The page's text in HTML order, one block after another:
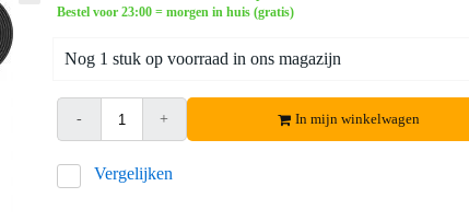
Bestel voor 23:00 = morgen in huis (gratis)
Nog 1 stuk op voorraad in ons magazijn
- + In mijn winkelwagen
Vergelijken